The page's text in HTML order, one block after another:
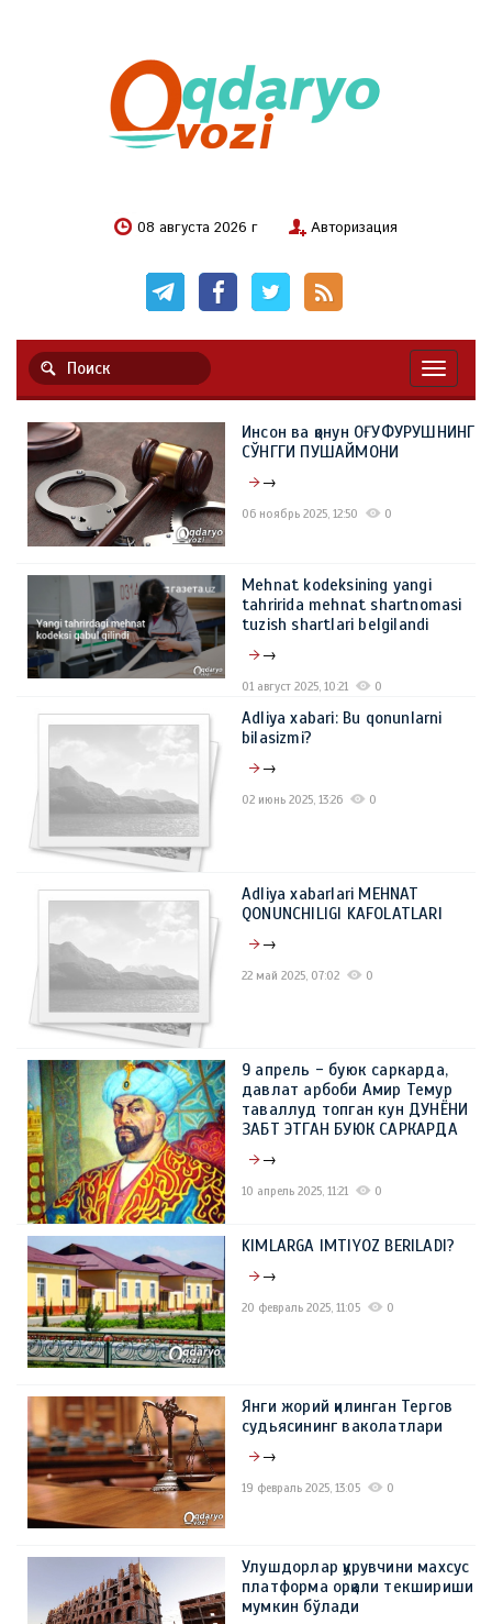
08 августа 2026 г Авторизация
Инсон ва қонун ОҒУФУРУШНИНГ
СЎНГГИ ПУШАЙМОНИ
→
06 ноябрь 2025, 12:50 0
Mehnat kodeksining yangi
tahririda mehnat shartnomasi
tuzish shartlari belgilandi
→
01 август 2025, 10:21 0
Adliya xabari: Bu qonunlarni
bilasizmi?
→
02 июнь 2025, 13:26 0
Adliya xabarlari MЕHNAT
QONUNCHILIGI KAFOLATLARI
→
22 май 2025, 07:02 0
9 апрель - буюк саркарда,
давлат арбоби Амир Темур
таваллуд топган кун ДУНЁНИ
ЗАБТ ЭТГАН БУЮК САРКАРДА
→
10 апрель 2025, 11:21 0
KIMLARGA IMTIYOZ BERILADI?
→
20 февраль 2025, 11:05 0
Янги жорий қилинган Тергов
судьясининг ваколатлари
→
19 февраль 2025, 13:05 0
Улушдорлар қурувчини махсус
платформа орқали текшириши
мумкин бўлади